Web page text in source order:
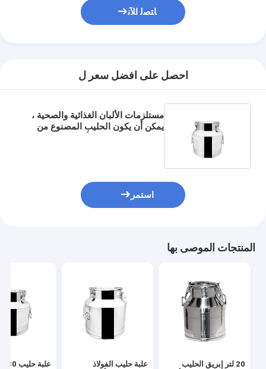
ﺎﺘﺼﻟ ﺍﻶﻧ
احصل على افضل سعر ل
مستلزمات الألبان الغذائية والصحية ،
يمكن أن يكون الحليب المصنوع من
استمر
المنتجات الموصى بها
20 لتر إبريق الحليب
علبة حليب الفولاذ